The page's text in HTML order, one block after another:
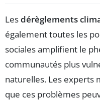
Lesdérèglements
également toutes les
sociales amplifient le
communautés plus
naturelles. Les experts
que ces problèmes